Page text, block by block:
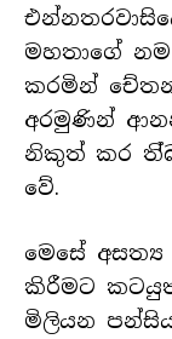
මහතාගේ
කරමින්
අරමුණින්
නිකුත් කර
වේ.
මෙසේ
කිරීමට
මිලියන